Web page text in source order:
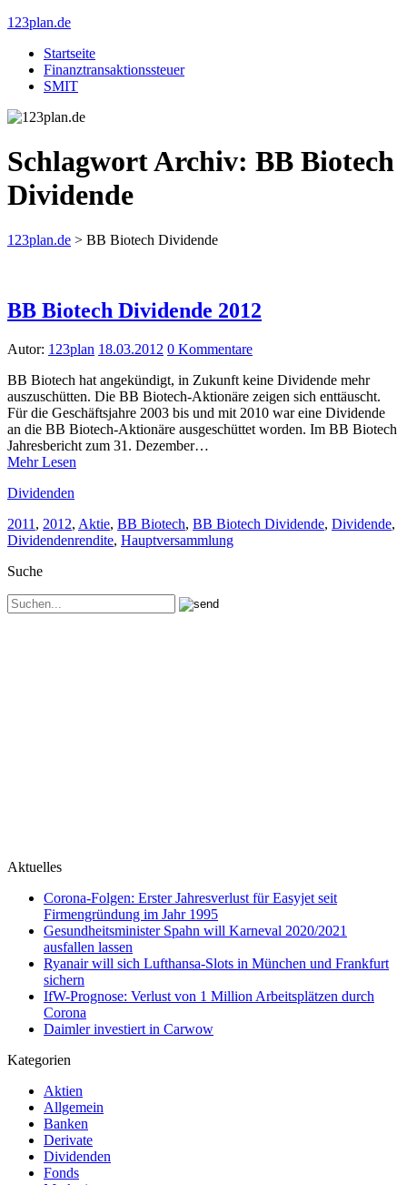
123plan.de
Startseite
Finanztransaktionssteuer
SMIT
Schlagwort Archiv: BB Biotech
Dividende
123plan.de > BB Biotech Dividende
BB Biotech Dividende 2012
Autor: 123plan 18.03.2012 0 Kommentare
BB Biotech hat angekündigt, in Zukunft keine Dividende mehr
auszuschütten. Die BB Biotech-Aktionäre zeigen sich enttäuscht.
Für die Geschäftsjahre 2003 bis und mit 2010 war eine Dividende
an die BB Biotech-Aktionäre ausgeschüttet worden. Im BB Biotech
Jahresbericht zum 31. Dezember…
Mehr Lesen
Dividenden
2011 , 2012, Aktie, BB Biotech, BB Biotech Dividende, Dividende,
Dividendenrendite, Hauptversammlung
Suche
Aktuelles
Corona-Folgen: Erster Jahresverlust für Easyjet seit
Firmengründung im Jahr 1995
Gesundheitsminister Spahn will Karneval 2020/2021
ausfallen lassen
Ryanair will sich Lufthansa-Slots in München und Frankfurt
sichern
IfW-Prognose: Verlust von 1 Million Arbeitsplätzen durch
Corona
Daimler investiert in Carwow
Kategorien
Aktien
Allgemein
Banken
Derivate
Dividenden
Fonds